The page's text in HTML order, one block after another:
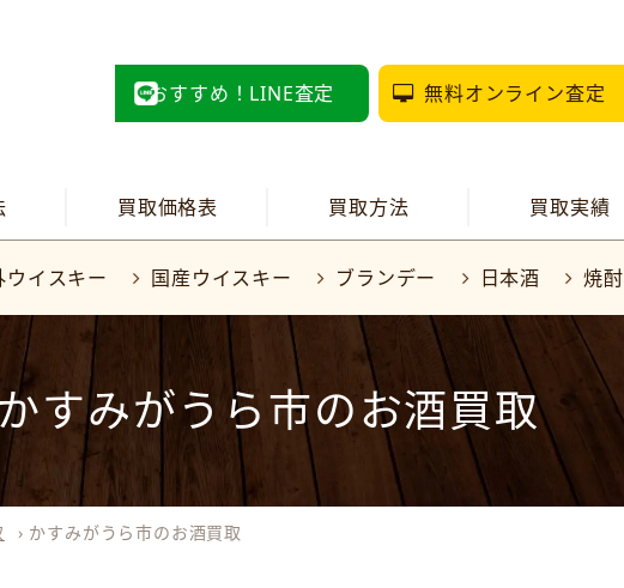
おすすめ！LINE査定 無料オンライン査定
買取価格表 買取方法 買取実績
ウイスキー 国産ウイスキー ブランデー 日本酒 焼酎
すみがうら市のお酒買取
› かすみがうら市のお酒買取